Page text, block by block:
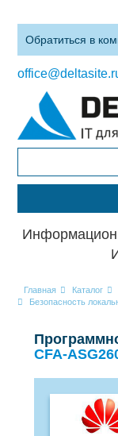
Обратиться в
Главная Каталог
Безопасность
CFA-